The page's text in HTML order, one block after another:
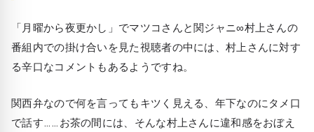
「月曜から夜更かし」でマツコさんと関ジャニ∞村上さんの
番組内での掛け合いを見た視聴者の中には、村上さんに対す
る辛口なコメントもあるようですね。
関西弁なので何を言ってもキツく見える、年下なのにタメ口
で話す……お茶の間には、そんな村上さんに違和感をおぼえ